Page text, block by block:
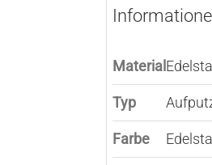
Material
Typ
Farbe